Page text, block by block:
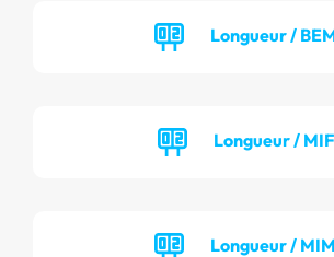
Longueur /
Longueur / MIF
Longueur / MIM